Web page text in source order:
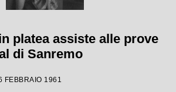
platea assiste alle prove
di Sanremo
FEBBRAIO 1961